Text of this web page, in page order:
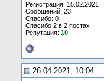
Регистрация: 15.02.2021
Сообщений: 23
Спасибо: 0
Спасибо 2 в 2 постах
Репутация: 10
26.04.2021, 10:04